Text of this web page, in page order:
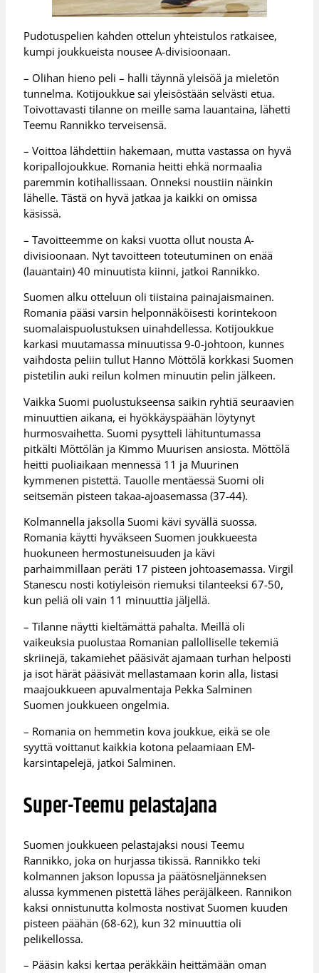
Pudotuspelien kahden ottelun yhteistulos ratkaisee,
kumpi joukkueista nousee A-divisioonaan.
– Olihan hieno peli – halli täynnä yleisöä ja mieletön
tunnelma. Kotijoukkue sai yleisöstään selvästi etua.
Toivottavasti tilanne on meille sama lauantaina, lähetti
Teemu Rannikko terveisensä.
– Voittoa lähdettiin hakemaan, mutta vastassa on hyvä
koripallojoukkue. Romania heitti ehkä normaalia
paremmin kotihallissaan. Onneksi noustiin näinkin
lähelle. Tästä on hyvä jatkaa ja kaikki on omissa
käsissä.
– Tavoitteemme on kaksi vuotta ollut nousta A-
divisioonaan. Nyt tavoitteen toteutuminen on enää
(lauantain) 40 minuutista kiinni, jatkoi Rannikko.
Suomen alku otteluun oli tiistaina painajaismainen.
Romania pääsi varsin helponnäköisesti korintekoon
suomalaispuolustuksen uinahdellessa. Kotijoukkue
karkasi muutamassa minuutissa 9-0-johtoon, kunnes
vaihdosta peliin tullut Hanno Möttölä korkkasi Suomen
pistetilin auki reilun kolmen minuutin pelin jälkeen.
Vaikka Suomi puolustukseensa saikin ryhtiä seuraavien
minuuttien aikana, ei hyökkäyspäähän löytynyt
hurmosvaihetta. Suomi pysytteli lähituntumassa
pitkälti Möttölän ja Kimmo Muurisen ansiosta. Möttölä
heitti puoliaikaan mennessä 11 ja Muurinen
kymmenen pistettä. Tauolle mentäessä Suomi oli
seitsemän pisteen takaa-ajoasemassa (37-44).
Kolmannella jaksolla Suomi kävi syvällä suossa.
Romania käytti hyväkseen Suomen joukkueesta
huokuneen hermostuneisuuden ja kävi
parhaimmillaan peräti 17 pisteen johtoasemassa. Virgil
Stanescu nosti kotiyleisön riemuksi tilanteeksi 67-50,
kun peliä oli vain 11 minuuttia jäljellä.
– Tilanne näytti kieltämättä pahalta. Meillä oli
vaikeuksia puolustaa Romanian pallolliselle tekemiä
skriinejä, takamiehet pääsivät ajamaan turhan helposti
ja isot härät pääsivät mellastamaan korin alla, listasi
maajoukkueen apuvalmentaja Pekka Salminen
Suomen joukkueen ongelmia.
– Romania on hemmetin kova joukkue, eikä se ole
syyttä voittanut kaikkia kotona pelaamiaan EM-
karsintapelejä, jatkoi Salminen.
Super-Teemu pelastajana
Suomen joukkueen pelastajaksi nousi Teemu
Rannikko, joka on hurjassa tikissä. Rannikko teki
kolmannen jakson lopussa ja päätösneljänneksen
alussa kymmenen pistettä lähes peräjälkeen. Rannikon
kaksi onnistunutta kolmosta nostivat Suomen kuuden
pisteen päähän (68-62), kun 32 minuuttia oli
pelikellossa.
– Pääsin kaksi kertaa peräkkäin heittämään oman